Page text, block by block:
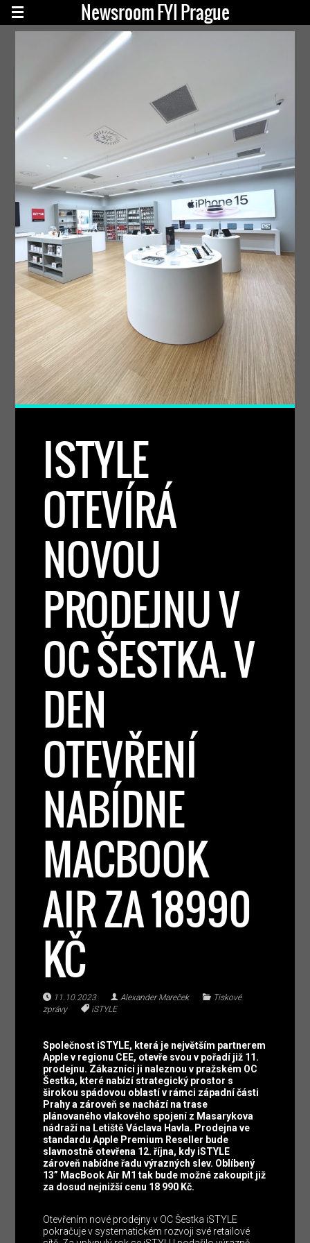
Newsroom FYI Prague
ISTYLE
OTEVÍRÁ
NOVOU
PRODEJNU V
OC ŠESTKA. V
DEN
OTEVŘENÍ
NABÍDNE
MACBOOK
AIR ZA 18990
KČ
11.10.2023 Alexander Mareček
Tiskové
zprávy
iSTYLE
Společnost iSTYLE, která je největším partnerem
Apple v regionu CEE, otevře svou v pořadí již 11.
prodejnu. Zákazníci ji naleznou v pražském OC
Šestka, které nabízí strategický prostor s
širokou spádovou oblastí v rámci západní části
Prahy a zároveň se nachází na trase
plánovaného vlakového spojení z Masarykova
nádraží na Letiště Václava Havla. Prodejna ve
standardu Apple Premium Reseller bude
slavnostně otevřena 12. října, kdy iSTYLE
zároveň nabídne řadu výrazných slev. Oblíbený
13” MacBook Air M1 tak bude možné zakoupit již
za dosud nejnižší cenu 18 990 Kč.
Otevřením nové prodejny v OC Šestka iSTYLE
pokračuje v systematickém rozvoji své retailové